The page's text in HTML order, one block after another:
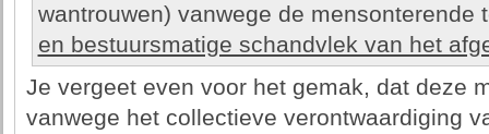
wantrouwen) vanwege de mensonterende
en bestuursmatige schandvlek van het
Je vergeet even voor het gemak, dat deze
vanwege het collectieve verontwaardiging